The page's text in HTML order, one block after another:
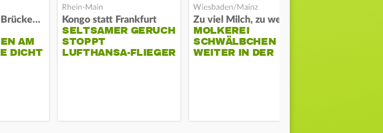
Vorarbeiten für Brücken-Neubau
AM
DICHT
Kongo statt Frankfurt
SELTSAMER GERUCH
STOPPT
LUFTHANSA-FLIEGER
MOLKEREI
SCHWÄLBCHEN
WEITER IN DER